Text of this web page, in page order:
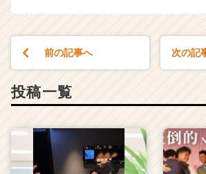
C
r）
前の記事へ 次の記
投稿一覧